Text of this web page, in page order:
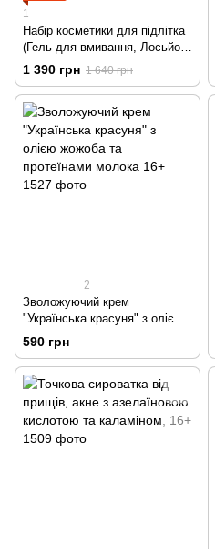
1
Набір косметики для підлітка
(Гель для вмивання, Лосьйон
Лавандовий, Крем
Регулюючий, сироватка від
акне)
1 390 грн 1 640 грн
2
Зволожуючий крем
"Українська красуня" з олією
жожоба та протеїнами молока
590 грн